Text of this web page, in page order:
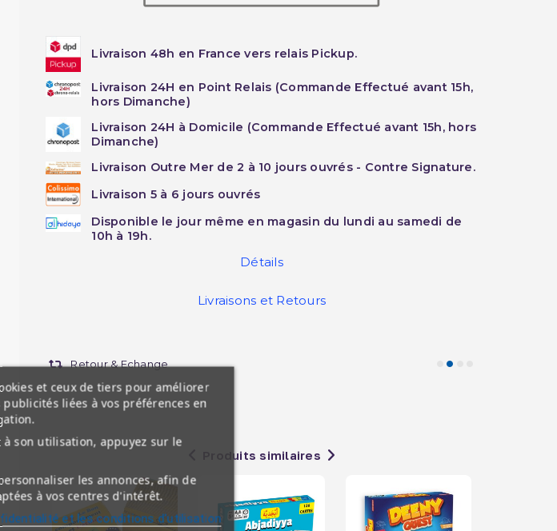
Livraison 48h en France vers relais Pickup.
Livraison 24H en Point Relais (Commande Effectué avant 15h,
hors Dimanche)
Livraison 24H à Domicile (Commande Effectué avant 15h, hors
Dimanche)
Livraison Outre Mer de 2 à 10 jours ouvrés - Contre Signature.
Livraison 5 à 6 jours ouvrés
Disponible le jour même en magasin du lundi au samedi de
10h à 19h.
Détails
Livraisons et Retours
Retour & Echange
Produits similaires
et ceux de tiers pour améliorer
liées à vos préférences en
son utilisation, appuyez sur le
les annonces, afin de
à vos centres d'intérêt.
et les conditions d'utilisation